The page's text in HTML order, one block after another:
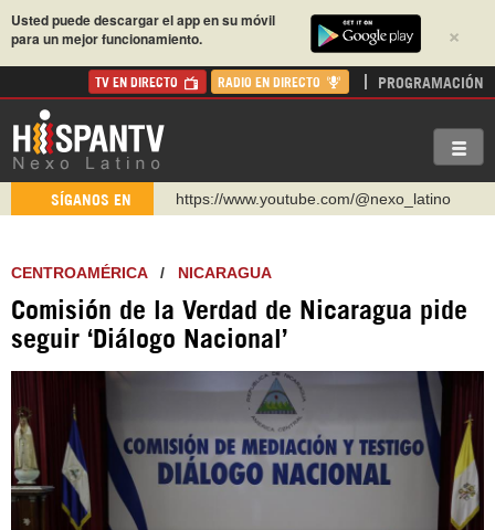
×
Usted puede descargar el app en su móvil
para un mejor funcionamiento.
TV EN DIRECTO RADIO EN DIRECTO PROGRAMACIÓN
SÍGANOS EN
https://www.youtube.com/@nexo_latino
https://t.me/hispantvcanal
https://urmedium.com/c/hispantv
WhatsApp y Viber: +98 921 79 29 404
https://www.facebook.com/Nexolatino.Canal
CENTROAMÉRICA/ NICARAGUA
Comisión de la Verdad de Nicaragua pide
seguir ‘Diálogo Nacional’